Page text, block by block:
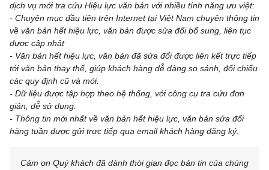
dịch vụ mới tra cứu Hiệu lực văn bản với nhiều tính năng ưu việt:
- Chuyên mục đầu tiên trên Internet tại Việt Nam chuyên thông tin
về văn bản hết hiệu lực, văn bản được sửa đổi bổ sung, liên tục
được cập nhật
- Văn bản hết hiệu lực, văn bản đã sửa đổi được liên kết trực tiếp
tới văn bản thay thế, giúp khách hàng dễ dàng so sánh, đối chiếu
các quy định cũ và mới.
- Dữ liệu được tập hợp theo hệ thống, với công cụ tra cứu đơn
giản, dễ sử dụng.
- Thông tin mới nhất về văn bản hết hiệu lực, văn bản sửa đổi
hàng tuần được gửi trực tiếp qua email khách hàng đăng ký.
Cảm ơn Quý khách đã dành thời gian đọc bản tin của chúng